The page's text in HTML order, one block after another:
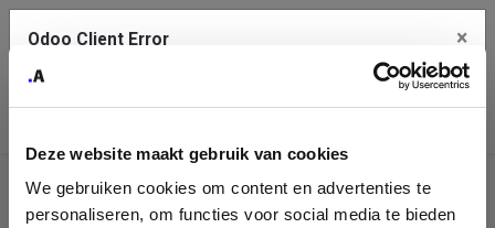
Deze website maakt gebruik van cookies
We gebruiken cookies om content en advertenties te
personaliseren, om functies voor social media te bieden
Company
Odoo Client Error ×
service.